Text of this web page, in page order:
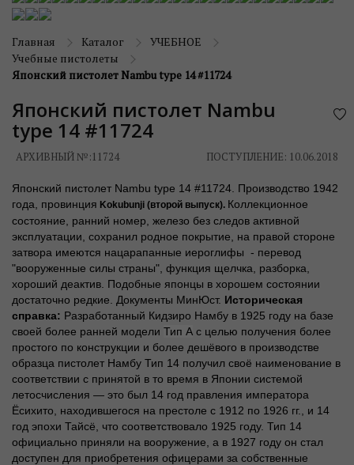
Главная Каталог
УЧЕБНОЕ
Учебные пистолеты
Японский пистолет Nambu type 14 #11724
Японский пистолет Nambu
type 14 #11724
АРХИВНЫЙ №:11724 ПОСТУПЛЕНИЕ: 10.06.2018
Японский пистолет Nambu type 14 #11724. Производство 1942
года, провинция Kokubunji (второй выпуск). Коллекционное
состояние, ранний номер, железо без следов активной
эксплуатации, сохранил родное покрытие, на правой стороне
затвора имеются нацарапанные иероглифы - перевод
"вооруженные силы страны", функция щелчка, разборка,
хороший деактив. Подобные японцы в хорошем состоянии
достаточно редкие. Документы МинЮст. Историческая
справка: Разработанный Кидзиро Намбу в 1925 году на базе
своей более ранней модели Тип А с целью получения более
простого по конструкции и более дешёвого в производстве
образца пистолет Намбу Тип 14 получил своё наименование в
соответствии с принятой в то время в Японии системой
летосчисления — это был 14 год правления императора
Ёсихито, находившегося на престоле с 1912 по 1926 гг., и 14
год эпохи Тайсё, что соответствовало 1925 году. Тип 14
официально приняли на вооружение, а в 1927 году он стал
доступен для приобретения офицерами за собственные